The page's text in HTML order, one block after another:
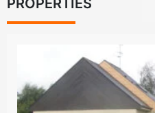
PROPERTIES